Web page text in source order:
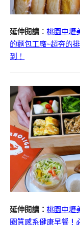
延伸閱讀 ： 桃園中壢
的麵包工廠~超夯的
到！
延伸閱讀： 桃園中壢
圈質感系健康早餐！